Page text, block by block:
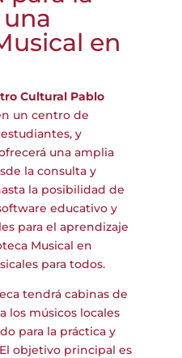
en
Cultural Pablo
un centro de
y
una amplia
la consulta y
la posibilidad de
educativo y
para el aprendizaje
Musical en
para todos.
tendrá cabinas de
los músicos locales
para la práctica y
objetivo principal es